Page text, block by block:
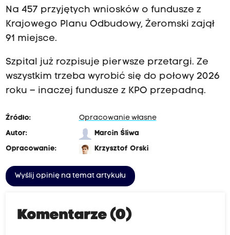
Na 457 przyjętych wniosków o fundusze z
Krajowego Planu Odbudowy, Żeromski zajął
91 miejsce.
Szpital już rozpisuje pierwsze przetargi. Ze
wszystkim trzeba wyrobić się do połowy 2026
roku – inaczej fundusze z KPO przepadną.
Źródło:
Opracowanie własne
Autor:
Marcin Śliwa
Opracowanie:
Krzysztof Orski
Wyślij opinię na temat artykułu
Komentarze (0)